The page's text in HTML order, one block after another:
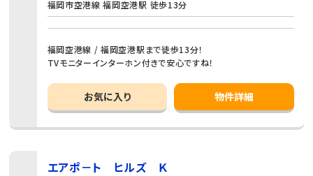
福岡市空港線 福岡空港駅 徒歩13分
福岡空港線 / 福岡空港駅まで徒歩13分！
TVモニターインターホン付きで安心ですね！
お気に入り 物件詳細
エアポ－ト ヒルズ Ｋ